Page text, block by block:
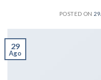
POSTED ON
29
Ago